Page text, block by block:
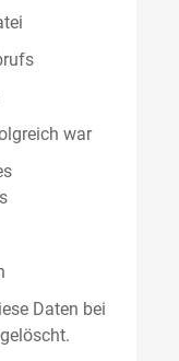
war
Daten bei